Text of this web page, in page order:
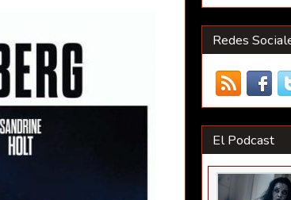
Redes
El Podcast